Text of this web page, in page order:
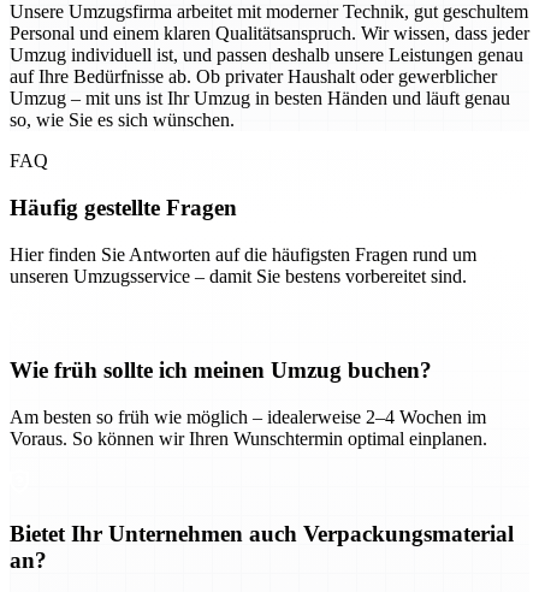
Unsere Umzugsfirma arbeitet mit moderner Technik, gut geschultem
Personal und einem klaren Qualitätsanspruch. Wir wissen, dass jeder
Umzug individuell ist, und passen deshalb unsere Leistungen genau
auf Ihre Bedürfnisse ab. Ob privater Haushalt oder gewerblicher
Umzug – mit uns ist Ihr Umzug in besten Händen und läuft genau
so, wie Sie es sich wünschen.
FAQ
Häufig gestellte Fragen
Hier finden Sie Antworten auf die häufigsten Fragen rund um
unseren Umzugsservice – damit Sie bestens vorbereitet sind.
Wie früh sollte ich meinen Umzug buchen?
Am besten so früh wie möglich – idealerweise 2–4 Wochen im
Voraus. So können wir Ihren Wunschtermin optimal einplanen.
Bietet Ihr Unternehmen auch Verpackungsmaterial
an?